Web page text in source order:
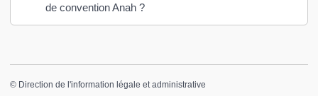
de convention Anah ?
© Direction de l'information légale et administrative